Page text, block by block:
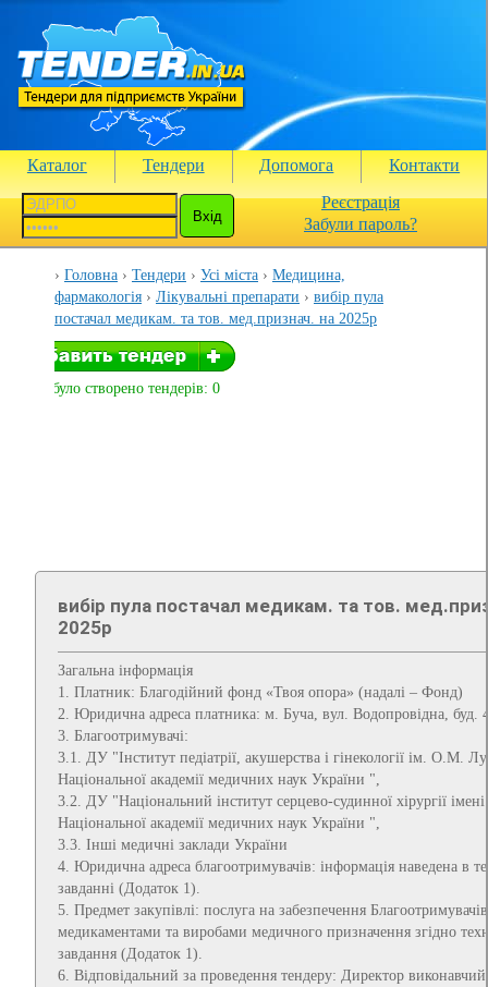
Каталог Тендери Допомога
Контакти
Реєстрація
Забули пароль?
Головна Тендери Усі міста
Медицина,
фармакологія
Лікувальні препарати
вибір пула
постачал медикам. та тов. мед.признач. на 2025р
Вами було створено тендерів: 0
вибір пула постачал медикам. та тов.
2025р
Загальна інформація
1. Платник: Благодійний фонд «Твоя опора» (надалі – Фонд)
2. Юридична адреса платника: м. Буча, вул. Водопровідна, буд.
3. Благоотримувачі:
3.1. ДУ "Інститут педіатрії, акушерства і гінекології ім. О.М.
Національної академії медичних наук України ",
3.2. ДУ "Національний інститут серцево-судинної хірургії
Національної академії медичних наук України ",
3.3. Інші медичні заклади України
4. Юридична адреса благоотримувачів: інформація наведена в
завданні (Додаток 1).
5. Предмет закупівлі: послуга на забезпечення Благоотримувачів
медикаментами та виробами медичного призначення згідно
завдання (Додаток 1).
6. Відповідальний за проведення тендеру: Директор